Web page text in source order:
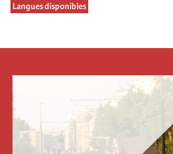
Langues disponibles